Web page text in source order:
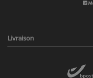
Livraison